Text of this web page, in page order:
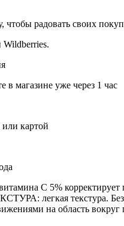
чтобы радовать своих
в магазине уже через 1 час
картой
С 5% корректирует
легкая
на область